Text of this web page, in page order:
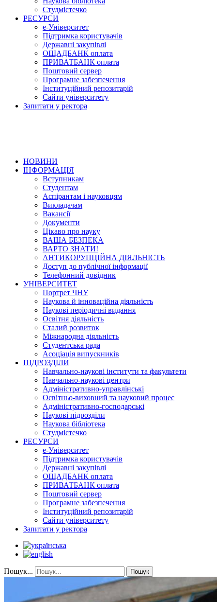
Студмістечко
РЕСУРСИ
е-Університет
Підтримка користувачів
Державні закупівлі
ОЩАДБАНК оплата
ПРИВАТБАНК оплата
Поштовий сервер
Програмне забезпечення
Інституційний репозитарій
Сайти університету
Запитати у ректора
НОВИНИ
ІНФОРМАЦІЯ
Вступникам
Студентам
Аспірантам і науковцям
Викладачам
Вакансії
Документи
Цікаво про науку
ВАША БЕЗПЕКА
ВАРТО ЗНАТИ!
АНТИКОРУПЦІЙНА ДІЯЛЬНІСТЬ
Доступ до публічної інформації
Телефонний довідник
УНІВЕРСИТЕТ
Портрет ЧНУ
Наукова й інноваційна діяльність
Наукові періодичні видання
Освітня діяльність
Сталий розвиток
Міжнародна діяльність
Студентська рада
Асоціація випускників
ПІДРОЗДІЛИ
Навчально-наукові інститути та факультети
Навчально-наукові центри
Адміністративно-управлінські
Освітньо-виховний та науковий процес
Адміністративно-господарські
Наукові підрозділи
Наукова бібліотека
Студмістечко
РЕСУРСИ
е-Університет
Підтримка користувачів
Державні закупівлі
ОЩАДБАНК оплата
ПРИВАТБАНК оплата
Поштовий сервер
Програмне забезпечення
Інституційний репозитарій
Сайти університету
Запитати у ректора
Пошук... Пошук